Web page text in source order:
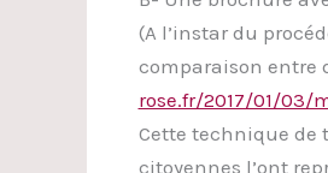
(A l’instar du
comparaison entre
rose.fr/2017/01/03/
Cette technique de
citoyennes l’ont